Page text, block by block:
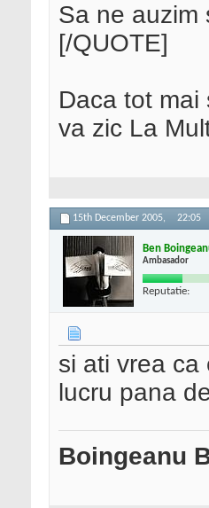
Sa ne auzim
[/QUOTE]
Daca tot
va zic La
15th December 2005, 22:05
Ben
Ambasador
Reputatie:
si ati vrea
lucru pana
Boingeanu